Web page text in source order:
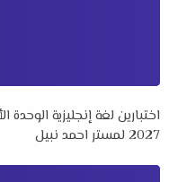
اختبارين لغة إنجليزية
2027 لمستر احمد نبيل